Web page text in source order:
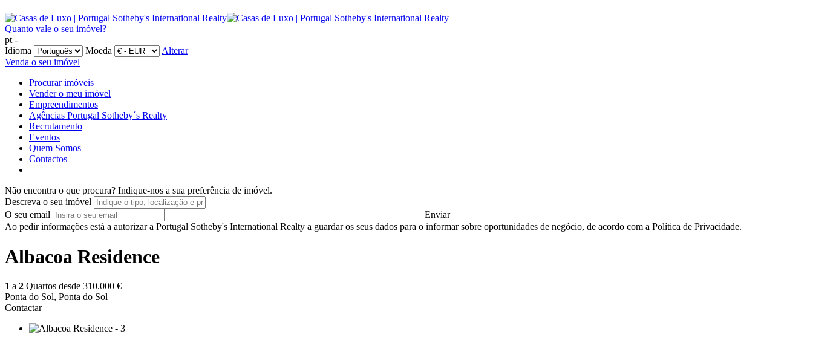
Quanto vale o seu imóvel?
pt -
Idioma
Moeda
Alterar
Venda o seu imóvel
Procurar imóveis
Vender o meu imóvel
Empreendimentos
Agências Portugal Sotheby´s Realty
Recrutamento
Eventos
Quem Somos
Contactos
Não encontra o que procura? Indique-nos a sua preferência de imóvel.
Descreva o seu imóvel
O seu email
Enviar
Ao pedir informações está a autorizar a Portugal Sotheby's International Realty a guardar os seus dados para o informar sobre oportunidades de negócio, de acordo com a Política de Privacidade.
Albacoa Residence
1 a 2 Quartos desde 310.000 €
Ponta do Sol, Ponta do Sol
Contactar